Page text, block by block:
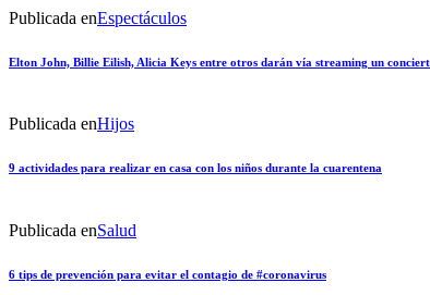
Publicada enEspectáculos
Elton John, Billie Eilish, Alicia Keys entre otros darán vía streaming un
Publicada enHijos
9 actividades para realizar en casa con los niños durante la cuarentena
Publicada enSalud
6 tips de prevención para evitar el contagio de #coronavirus